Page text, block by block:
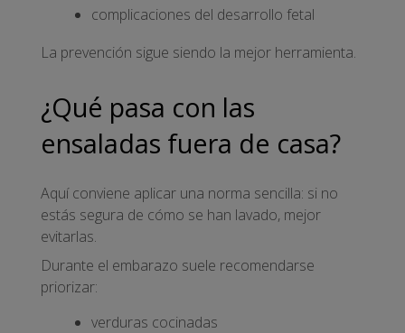
complicaciones del desarrollo fetal
La prevención sigue siendo la mejor herramienta.
¿Qué pasa con las
ensaladas fuera de casa?
Aquí conviene aplicar una norma sencilla: si no
estás segura de cómo se han lavado, mejor
evitarlas.
Durante el embarazo suele recomendarse
priorizar:
verduras cocinadas